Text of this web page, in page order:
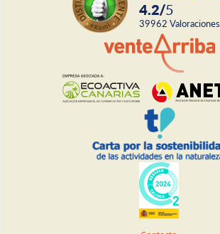
4.2/5
39962 valoraciones